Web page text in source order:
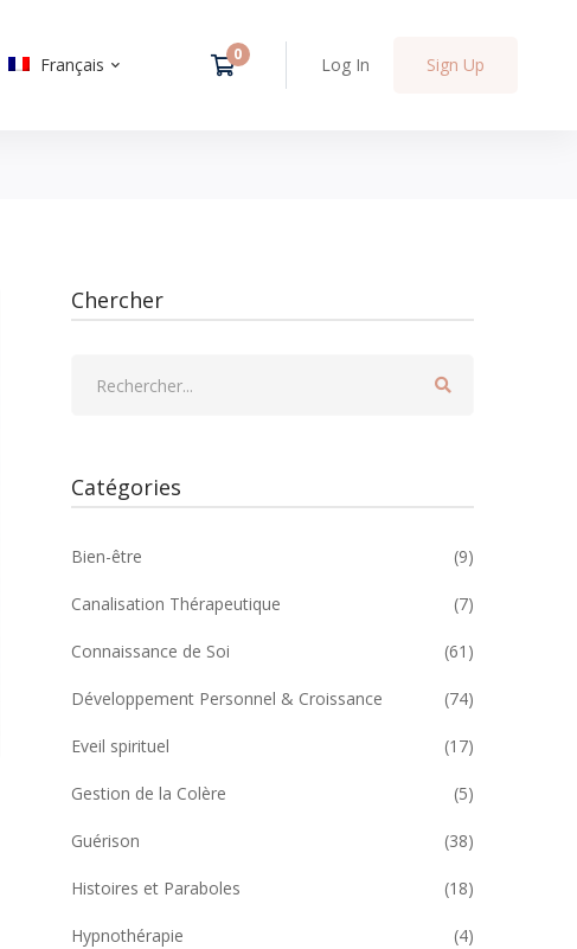
Français Log In Sign Up
Chercher
Catégories
Bien-être (9)
Canalisation Thérapeutique (7)
Connaissance de Soi (61)
Développement Personnel & Croissance (74)
Eveil spirituel (17)
Gestion de la Colère (5)
Guérison (38)
Histoires et Paraboles (18)
Hypnothérapie (4)